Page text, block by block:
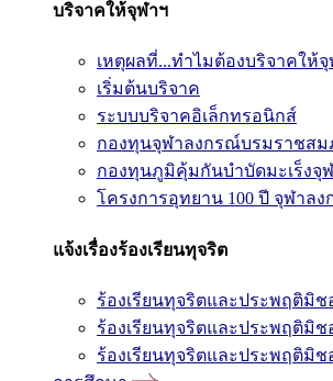
บริจาคให้จุฬาฯ
เหตุผลที่...ทำไมต้องบริจาคให้จุ
เริ่มต้นบริจาค
ระบบบริจาคอิเล็กทรอนิกส์
กองทุนจุฬาลงกรณ์บรมราชสม
กองทุนภูมิคุ้มกันบำบัดมะเร็งจุ
โครงการอุทยาน 100 ปี จุฬาล
แจ้งเรื่องร้องเรียนทุจริต
ร้องเรียนทุจริตและประพฤติมิช
ร้องเรียนทุจริตและประพฤติมิช
ร้องเรียนทุจริตและประพฤติมิช